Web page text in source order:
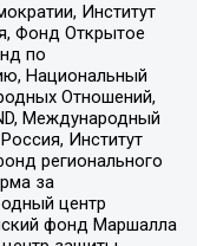
Институт
Фонд Открытое
по
Национальный
Отношений,
Международный
Институт
регионального
за
центр
фонд Маршалла